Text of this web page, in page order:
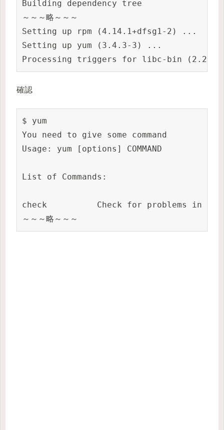
Building dependency tree
～～～略～～～
Setting up rpm (4.14.1+dfsg1-2) ...
Setting up yum (3.4.3-3) ...
Processing triggers for libc-bin (2.27-
確認
$ yum
You need to give some command
Usage: yum [options] COMMAND
List of Commands:
check          Check for problems in the
～～～略～～～